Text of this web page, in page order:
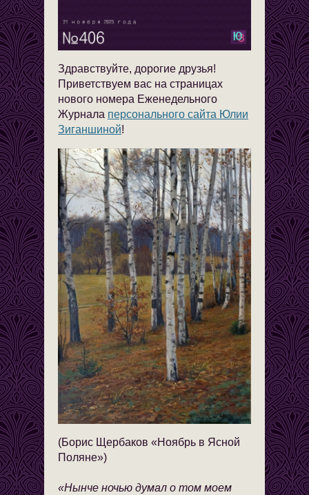
Здравствуйте, дорогие друзья!
Приветствуем вас на страницах
нового номера Еженедельного
Журнала персонального сайта Юлии
Зиганшиной!
(Борис Щербаков «Ноябрь в Ясной
Поляне»)
«Нынче ночью думал о том моем